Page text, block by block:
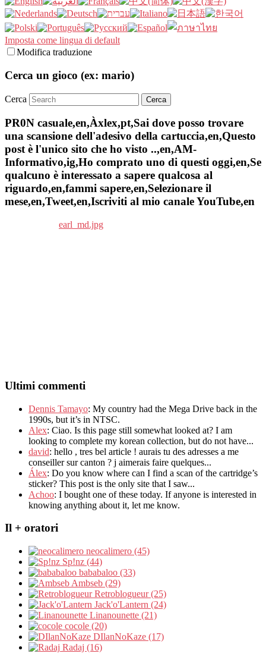
Imposta come lingua di default
Modifica traduzione
Cerca un gioco (ex: mario)
Cerca
PR0N casuale,en,Àxlex,pt,Sai dove posso trovare
una scansione dell'adesivo della cartuccia,en,Questo
post è l'unico sito che ho visto ..,en,AM-
Informativo,ig,Ho comprato uno di questi oggi,en,Se
qualcuno è interessato a sapere qualcosa al
riguardo,en,fammi sapere,en,Selezionare il
mese,en,Tweet,en,Iscriviti al mio canale YouTube,en
Ultimi commenti
Dennis Tamayo: My country had the Mega Drive back in the
1990s, but it’s in NTSC.
Alex: Ciao. Is this page still somewhat looked at? I am
looking to complete my korean collection, but do not have...
david: hello , tres bel article ! aurais tu des adresses a me
conseiller sur canton ? j aimerais faire quelques...
Álex: Do you know where can I find a scan of the cartridge’s
sticker? This post is the only site that I saw...
Achoo: I bought one of these today. If anyone is interested in
knowing anything about it, let me know.
Il + oratori
neocalimero (45)
Sp!nz (44)
bababaloo (33)
Ambseb (29)
Retroblogueur (25)
Jack'o'Lantern (24)
Linanounette (21)
cocole (20)
DIlanNoKaze (17)
Radaj (16)